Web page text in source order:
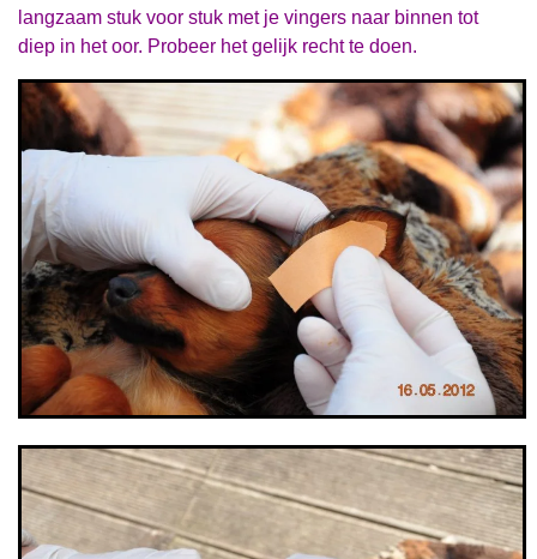
langzaam stuk voor stuk met je vingers naar binnen tot
diep in het oor. Probeer het gelijk recht te doen.